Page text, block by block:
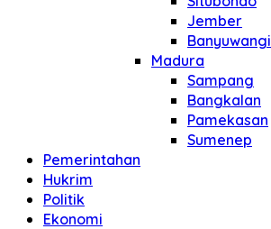
Jember
Banyuwangi
Madura
Sampang
Bangkalan
Pamekasan
Sumenep
Pemerintahan
Hukrim
Politik
Ekonomi